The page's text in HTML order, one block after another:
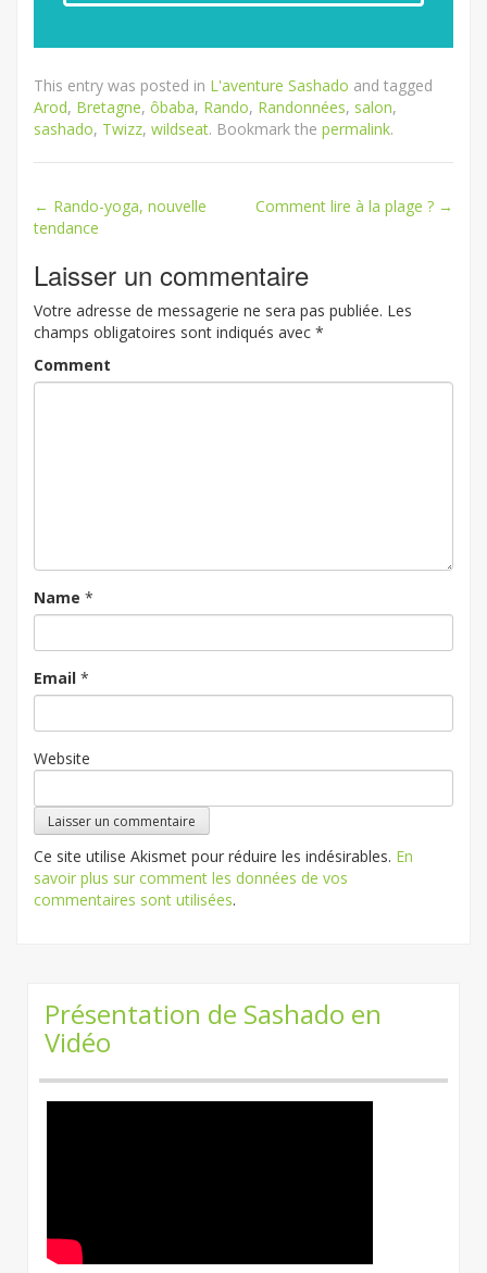
This entry was posted in L'aventure Sashado and tagged
Arod, Bretagne, ôbaba, Rando, Randonnées, salon,
sashado, Twizz, wildseat. Bookmark the permalink.
Post navigation
← Rando-yoga, nouvelle
tendance
Comment lire à la plage ? →
Laisser un commentaire
Votre adresse de messagerie ne sera pas publiée. Les
champs obligatoires sont indiqués avec *
Comment
Name *
Email *
Website
Ce site utilise Akismet pour réduire les indésirables. En
savoir plus sur comment les données de vos
commentaires sont utilisées.
Présentation de Sashado en
Vidéo